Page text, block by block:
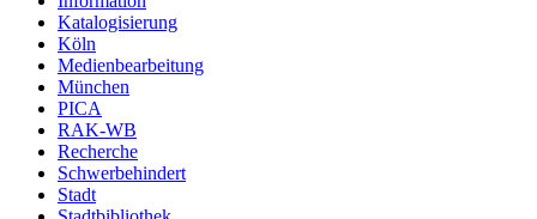
Katalogisierung
Köln
Medienbearbeitung
München
PICA
RAK-WB
Recherche
Schwerbehindert
Stadt